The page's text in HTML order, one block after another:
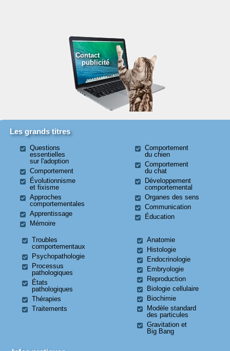
Contact
publicité
Les grands titres
Questions
essentielles
sur l'adoption
Comportement
Évolutionnisme
et fixisme
Approches
comportementales
Apprentissage
Mémoire
Comportement
du chien
Comportement
du chat
Développement
comportemental
Organes des sens
Communication
Éducation
Troubles
comportementaux
Psychopathologie
Processus
pathologiques
États
pathologiques
Thérapies
Traitements
Anatomie
Histologie
Endocrinologie
Embryologie
Reproduction
Biologie cellulaire
Biochimie
Modèle standard
des particules
Gravitation et
Big Bang